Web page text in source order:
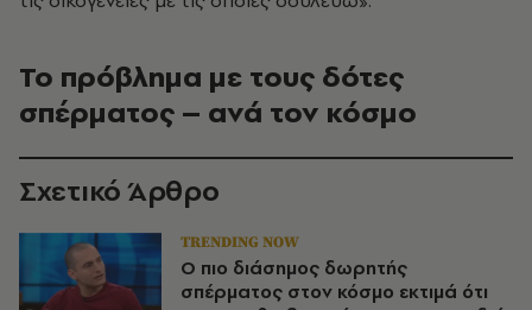
Το πρόβλημα με τους δότες
σπέρματος – ανά τον κόσμο
Σχετικό Άρθρο
TRENDING NOW
Ο πιο διάσημος δωρητής
σπέρματος στον κόσμο εκτιμά ότι